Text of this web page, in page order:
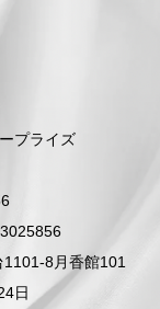
プライズ
8月香館101
日